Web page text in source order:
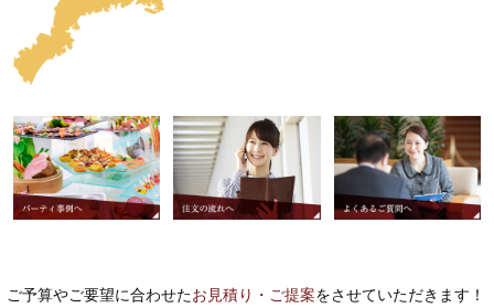
ご予算やご要望に合わせたお見積り・ご提案をさせていただきます！